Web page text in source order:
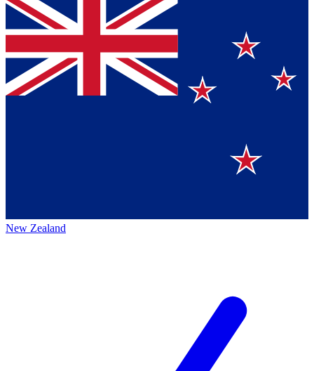
New Zealand